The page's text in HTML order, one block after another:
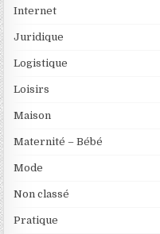
Internet
Juridique
Logistique
Loisirs
Maison
Maternité – Bébé
Mode
Non classé
Pratique